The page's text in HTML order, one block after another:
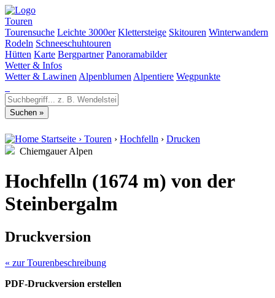
Touren
Tourensuche Leichte 3000er Klettersteige Skitouren Winterwandern
Rodeln Schneeschuhtouren
Hütten Karte Bergpartner Panoramabilder
Wetter & Infos
Wetter & Lawinen Alpenblumen Alpentiere Wegpunkte
Startseite › Touren › Hochfelln › Drucken
Chiemgauer Alpen
Hochfelln (1674 m) von der
Steinbergalm
Druckversion
« zur Tourenbeschreibung
PDF-Druckversion erstellen